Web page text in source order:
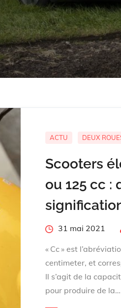
ACTU DEUX
Scooters
ou 125 cc :
Posted31 mai 2021
« Cc » est
centimeter, et
Il s’agit de la
pour produire de la…